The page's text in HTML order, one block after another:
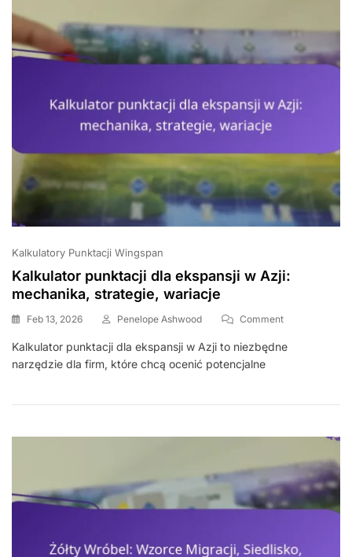
Kalkulatory Punktacji Wingspan
Kalkulator punktacji dla ekspansji w Azji:
mechanika, strategie, wariacje
Feb 13, 2026 Penelope Ashwood CommentOn
Punktacji
Azji:
Strategie,
Kalkulator punktacji dla ekspansji w Azji to niezbędne
narzędzie dla firm, które chcą ocenić potencjalne